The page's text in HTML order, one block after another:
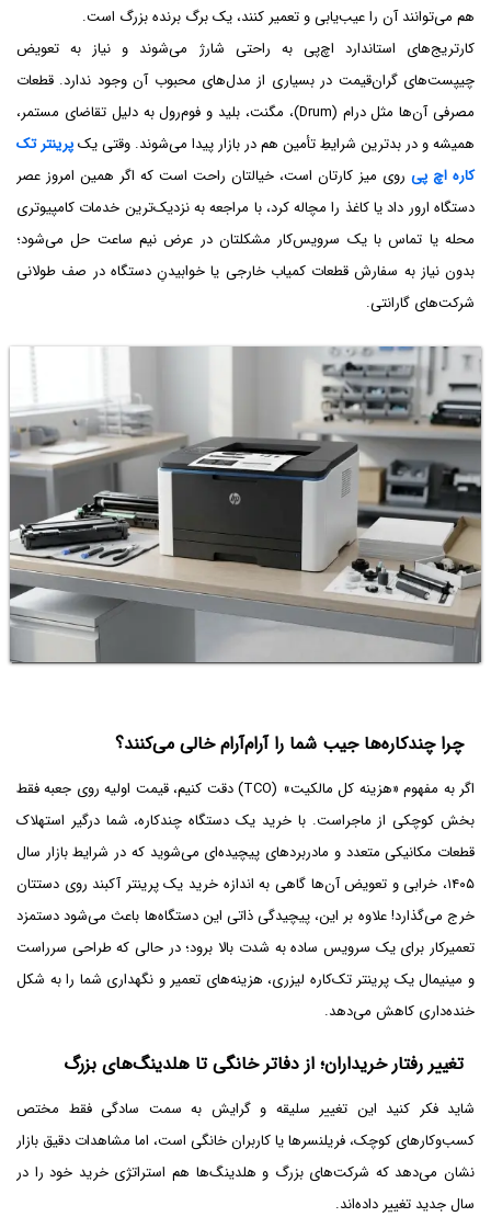
هم می‌توانند آن را عیب‌یابی و تعمیر کنند، یک برگ برنده بزرگ است.
کارتریج‌های استاندارد اچ‌پی به راحتی شارژ می‌شوند و نیاز به تعویض
چیپست‌های گران‌قیمت در بسیاری از مدل‌های محبوب آن وجود ندارد. قطعات
مصرفی آن‌ها مثل درام (Drum)، مگنت، بلید و فوم‌رول به دلیل تقاضای مستمر،
همیشه و در بدترین شرایطِ تأمین هم در بازار پیدا می‌شوند. وقتی یکپرینتر تک
کاره اچ پی روی میز کارتان است، خیالتان راحت است که اگر همین امروز عصر
دستگاه ارور داد یا کاغذ را مچاله کرد، با مراجعه به نزدیک‌ترین خدمات کامپیوتری
محله یا تماس با یک سرویس‌کار مشکلتان در عرض نیم ساعت حل می‌شود؛
بدون نیاز به سفارش قطعات کمیاب خارجی یا خوابیدنِ دستگاه در صف طولانی
شرکت‌های گارانتی.
چرا چندکاره‌ها جیب شما را آرام‌آرام خالی می‌کنند؟
اگر به مفهوم «هزینه کل مالکیت» (TCO) دقت کنیم، قیمت اولیه روی جعبه فقط
بخش کوچکی از ماجراست. با خرید یک دستگاه چندکاره، شما درگیر استهلاک
قطعات مکانیکی متعدد و مادربردهای پیچیده‌ای می‌شوید که در شرایط بازار سال
۱۴۰۵، خرابی و تعویض آن‌ها گاهی به اندازه خرید یک پرینتر آکبند روی دستتان
خرج می‌گذارد! علاوه بر این، پیچیدگی ذاتی این دستگاه‌ها باعث می‌شود دستمزد
تعمیرکار برای یک سرویس ساده به شدت بالا برود؛ در حالی که طراحی سرراست
و مینیمال یک پرینتر تک‌کاره لیزری، هزینه‌های تعمیر و نگهداری شما را به شکل
خنده‌داری کاهش می‌دهد.
تغییر رفتار خریداران؛ از دفاتر خانگی تا هلدینگ‌های بزرگ
شاید فکر کنید این تغییر سلیقه و گرایش به سمت سادگی فقط مختص
کسب‌وکارهای کوچک، فریلنسرها یا کاربران خانگی است، اما مشاهدات دقیق بازار
نشان می‌دهد که شرکت‌های بزرگ و هلدینگ‌ها هم استراتژی خرید خود را در
سال جدید تغییر داده‌اند.